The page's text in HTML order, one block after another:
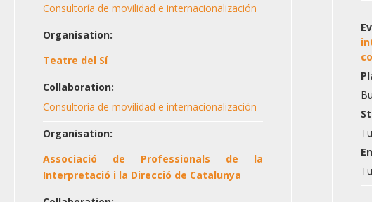
Consultoría de movilidad e internacionalización
Organisation:
Teatre del Sí
Collaboration:
Consultoría de movilidad e internacionalización
Organisation:
Associació de Professionals de la
Interpretació i la Direcció de Catalunya